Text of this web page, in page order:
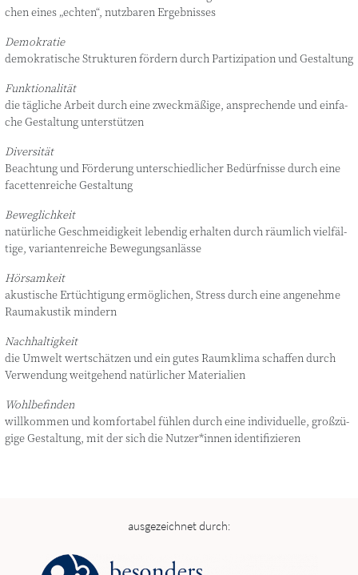
chen eines „ech­ten“, nutz­ba­ren Ergebnisses
Demo­kra­tie
demo­kra­ti­sche Struk­tu­ren för­dern durch Par­ti­zi­pa­ti­on und Gestaltung
Funk­tio­na­li­tät
die täg­li­che Arbeit durch eine zweck­mä­ßi­ge, anspre­chen­de und ein­fa­
che Gestal­tung unterstützen
Diver­si­tät
Beach­tung und För­de­rung unter­schied­li­cher Bedürf­nis­se durch eine
facet­ten­rei­che Gestaltung
Beweg­lich­keit
natür­li­che Geschmei­dig­keit leben­dig erhal­ten durch räum­lich viel­fäl­
ti­ge, vari­an­ten­rei­che Bewegungsanlässe
Hör­sam­keit
akus­ti­sche Ertüch­ti­gung ermög­li­chen, Stress durch eine ange­neh­me
Raum­akus­tik mindern
Nach­hal­tig­keit
die Umwelt wert­schät­zen und ein gutes Raum­kli­ma schaf­fen durch
Ver­wen­dung weit­ge­hend natür­li­cher Materialien
Wohl­be­fin­den
will­kom­men und kom­for­ta­bel füh­len durch eine indi­vi­du­el­le, groß­zü­
gi­ge Gestal­tung, mit der sich die Nutzer*innen identifizieren
ausgezeichnet durch: